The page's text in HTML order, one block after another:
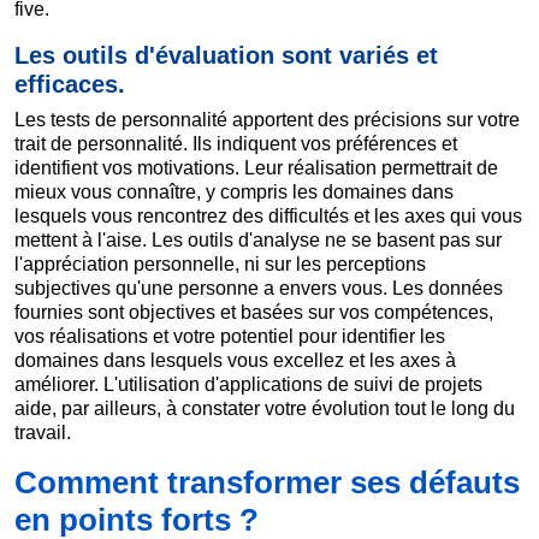
five.
Les outils d'évaluation sont variés et
efficaces.
Les tests de personnalité apportent des précisions sur votre
trait de personnalité. Ils indiquent vos préférences et
identifient vos motivations. Leur réalisation permettrait de
mieux vous connaître, y compris les domaines dans
lesquels vous rencontrez des difficultés et les axes qui vous
mettent à l'aise. Les outils d'analyse ne se basent pas sur
l'appréciation personnelle, ni sur les perceptions
subjectives qu'une personne a envers vous. Les données
fournies sont objectives et basées sur vos compétences,
vos réalisations et votre potentiel pour identifier les
domaines dans lesquels vous excellez et les axes à
améliorer. L'utilisation d'applications de suivi de projets
aide, par ailleurs, à constater votre évolution tout le long du
travail.
Comment transformer ses défauts
en points forts ?